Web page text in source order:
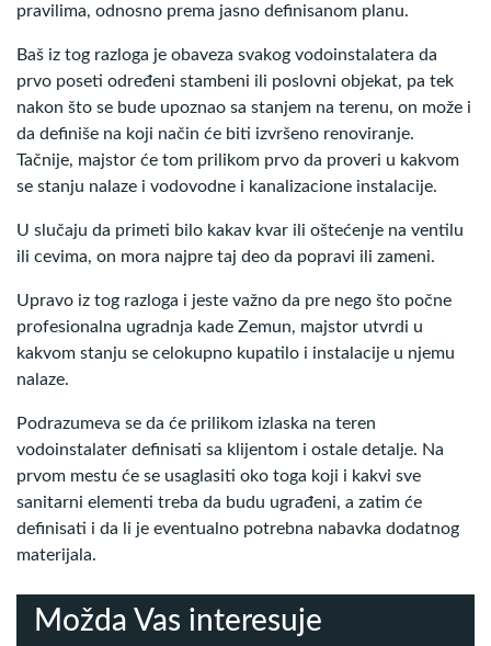
pravilima, odnosno prema jasno definisanom planu.
Baš iz tog razloga je obaveza svakog vodoinstalatera da
prvo poseti određeni stambeni ili poslovni objekat, pa tek
nakon što se bude upoznao sa stanjem na terenu, on može i
da definiše na koji način će biti izvršeno renoviranje.
Tačnije, majstor će tom prilikom prvo da proveri u kakvom
se stanju nalaze i vodovodne i kanalizacione instalacije.
U slučaju da primeti bilo kakav kvar ili oštećenje na ventilu
ili cevima, on mora najpre taj deo da popravi ili zameni.
Upravo iz tog razloga i jeste važno da pre nego što počne
profesionalna ugradnja kade Zemun, majstor utvrdi u
kakvom stanju se celokupno kupatilo i instalacije u njemu
nalaze.
Podrazumeva se da će prilikom izlaska na teren
vodoinstalater definisati sa klijentom i ostale detalje. Na
prvom mestu će se usaglasiti oko toga koji i kakvi sve
sanitarni elementi treba da budu ugrađeni, a zatim će
definisati i da li je eventualno potrebna nabavka dodatnog
materijala.
Možda Vas interesuje